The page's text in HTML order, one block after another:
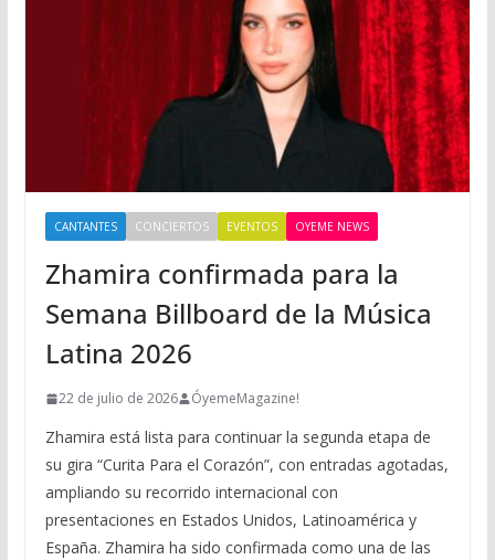
CANTANTES CONCIERTOS EVENTOS OYEME NEWS
Zhamira confirmada para la
Semana Billboard de la Música
Latina 2026
22 de julio de 2026 ÓyemeMagazine!
Zhamira está lista para continuar la segunda etapa de
su gira “Curita Para el Corazón”, con entradas agotadas,
ampliando su recorrido internacional con
presentaciones en Estados Unidos, Latinoamérica y
España. Zhamira ha sido confirmada como una de las